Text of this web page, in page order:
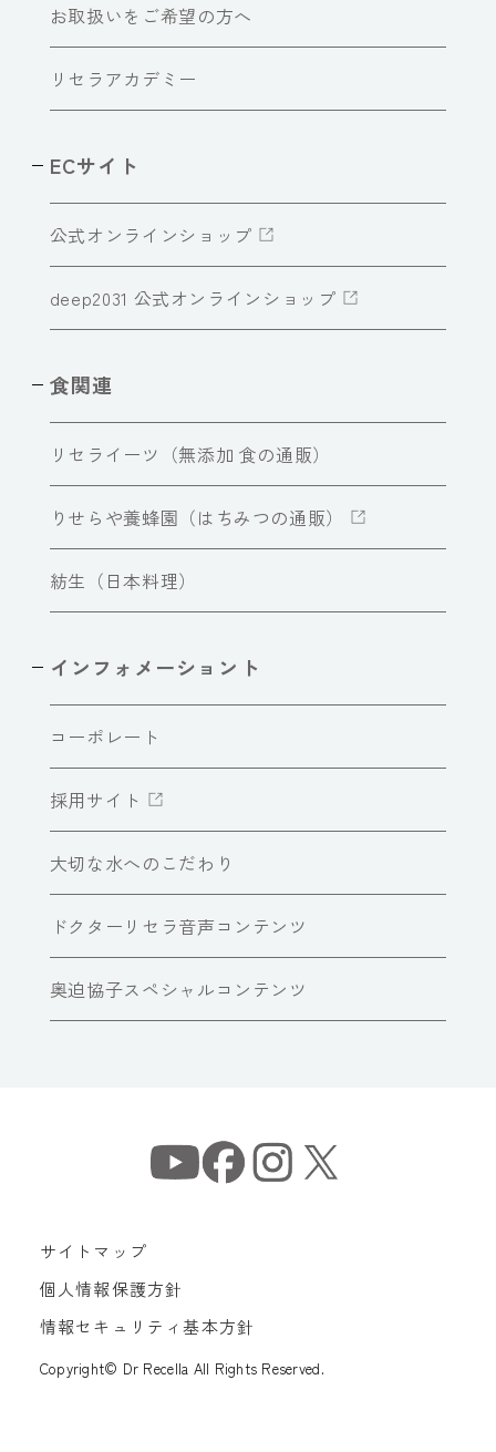
お取扱いをご希望の方へ
リセラアカデミー
ECサイト
公式オンラインショップ
deep2031 公式オンラインショップ
食関連
リセライーツ（無添加 食の通販）
りせらや養蜂園（はちみつの通販）
紡生（日本料理）
インフォメーショント
コーポレート
採用サイト
大切な水へのこだわり
ドクターリセラ音声コンテンツ
奥迫協子スペシャルコンテンツ
サイトマップ
個人情報保護方針
情報セキュリティ基本方針
Copyright© Dr Recella All Rights Reserved.